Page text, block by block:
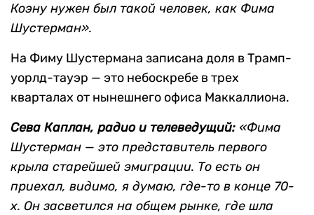
Коэну нужен был такой человек, как Фима
Шустерман».
На Фиму Шустермана записана доля в Трамп-
уорлд-тауэр — это небоскребе в трех
кварталах от нынешнего офиса Маккаллиона.
Сева Каплан, радио и телеведущий: «Фима
Шустерман — это представитель первого
крыла старейшей эмиграции. То есть он
приехал, видимо, я думаю, где-то в конце 70-
х. Он засветился на общем рынке, где шла